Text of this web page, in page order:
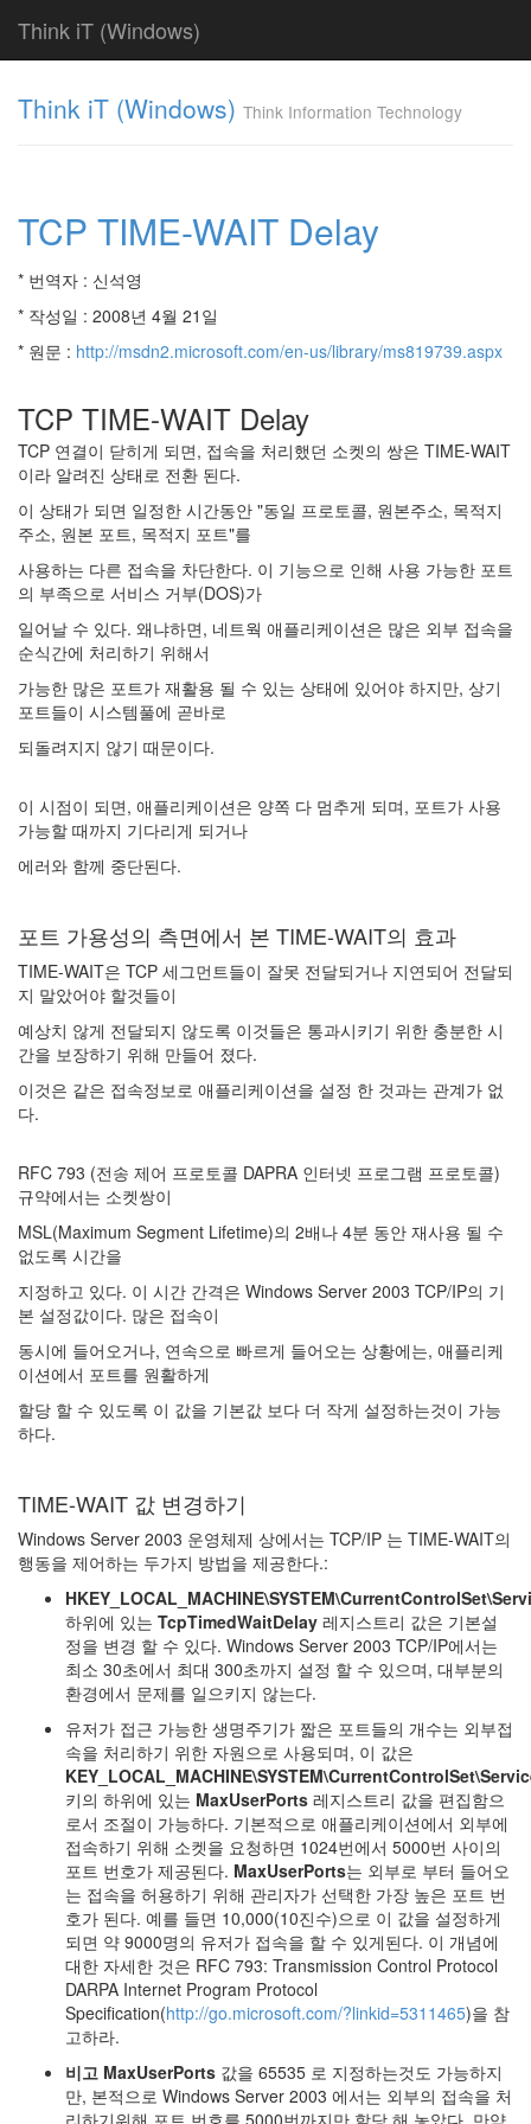
Think iT (Windows)
Think iT (Windows) Think Information Technology
TCP TIME-WAIT Delay
* 번역자 : 신석영
* 작성일 : 2008년 4월 21일
* 원문 : http://msdn2.microsoft.com/en-us/library/ms819739.aspx
TCP TIME-WAIT Delay
TCP 연결이 닫히게 되면, 접속을 처리했던 소켓의 쌍은 TIME-WAIT
이라 알려진 상태로 전환 된다.
이 상태가 되면 일정한 시간동안 "동일 프로토콜, 원본주소, 목적지
주소, 원본 포트, 목적지 포트"를
사용하는 다른 접속을 차단한다. 이 기능으로 인해 사용 가능한 포트
의 부족으로 서비스 거부(DOS)가
일어날 수 있다. 왜냐하면, 네트웍 애플리케이션은 많은 외부 접속을
순식간에 처리하기 위해서
가능한 많은 포트가 재활용 될 수 있는 상태에 있어야 하지만, 상기
포트들이 시스템풀에 곧바로
되돌려지지 않기 때문이다.
이 시점이 되면, 애플리케이션은 양쪽 다 멈추게 되며, 포트가 사용
가능할 때까지 기다리게 되거나
에러와 함께 중단된다.
포트 가용성의 측면에서 본 TIME-WAIT의 효과
TIME-WAIT은 TCP 세그먼트들이 잘못 전달되거나 지연되어 전달되
지 말았어야 할것들이
예상치 않게 전달되지 않도록 이것들은 통과시키기 위한 충분한 시
간을 보장하기 위해 만들어 졌다.
이것은 같은 접속정보로 애플리케이션을 설정 한 것과는 관계가 없
다.
RFC 793 (전송 제어 프로토콜 DAPRA 인터넷 프로그램 프로토콜)
규약에서는 소켓쌍이
MSL(Maximum Segment Lifetime)의 2배나 4분 동안 재사용 될 수
없도록 시간을
지정하고 있다. 이 시간 간격은 Windows Server 2003 TCP/IP의 기
본 설정값이다. 많은 접속이
동시에 들어오거나, 연속으로 빠르게 들어오는 상황에는, 애플리케
이션에서 포트를 원활하게
할당 할 수 있도록 이 값을 기본값 보다 더 작게 설정하는것이 가능
하다.
TIME-WAIT 값 변경하기
Windows Server 2003 운영체제 상에서는 TCP/IP 는 TIME-WAIT의
행동을 제어하는 두가지 방법을 제공한다.:
하위에 있는 TcpTimedWaitDelay 레지스트리 값은 기본설
정을 변경 할 수 있다. Windows Server 2003 TCP/IP에서는
최소 30초에서 최대 300초까지 설정 할 수 있으며, 대부분의
환경에서 문제를 일으키지 않는다.
유저가 접근 가능한 생명주기가 짧은 포트들의 개수는 외부접
속을 처리하기 위한 자원으로 사용되며, 이 값은
키의 하위에 있는 MaxUserPorts 레지스트리 값을 편집함으
로서 조절이 가능하다. 기본적으로 애플리케이션에서 외부에
접속하기 위해 소켓을 요청하면 1024번에서 5000번 사이의
포트 번호가 제공된다. MaxUserPorts는 외부로 부터 들어오
는 접속을 허용하기 위해 관리자가 선택한 가장 높은 포트 번
호가 된다. 예를 들면 10,000(10진수)으로 이 값을 설정하게
되면 약 9000명의 유저가 접속을 할 수 있게된다. 이 개념에
대한 자세한 것은 RFC 793: Transmission Control Protocol
DARPA Internet Program Protocol
Specification(http://go.microsoft.com/?linkid=5311465)을 참
고하라.
비고 MaxUserPorts 값을 65535 로 지정하는것도 가능하지
만, 본적으로 Windows Server 2003 에서는 외부의 접속을 처
리하기위해 포트 번호를 5000번까지만 할당 해 놓았다. 만약
FAQ
Web
Server
19
IIS
IIS
5.0
0
4.0
19
DNS
Server
Mail
Server
1
Exchange
2000
Exchange
Server
0
0
ISA
Server
Active
Directory
8
Windows
Windows
2000
0
Windows
0